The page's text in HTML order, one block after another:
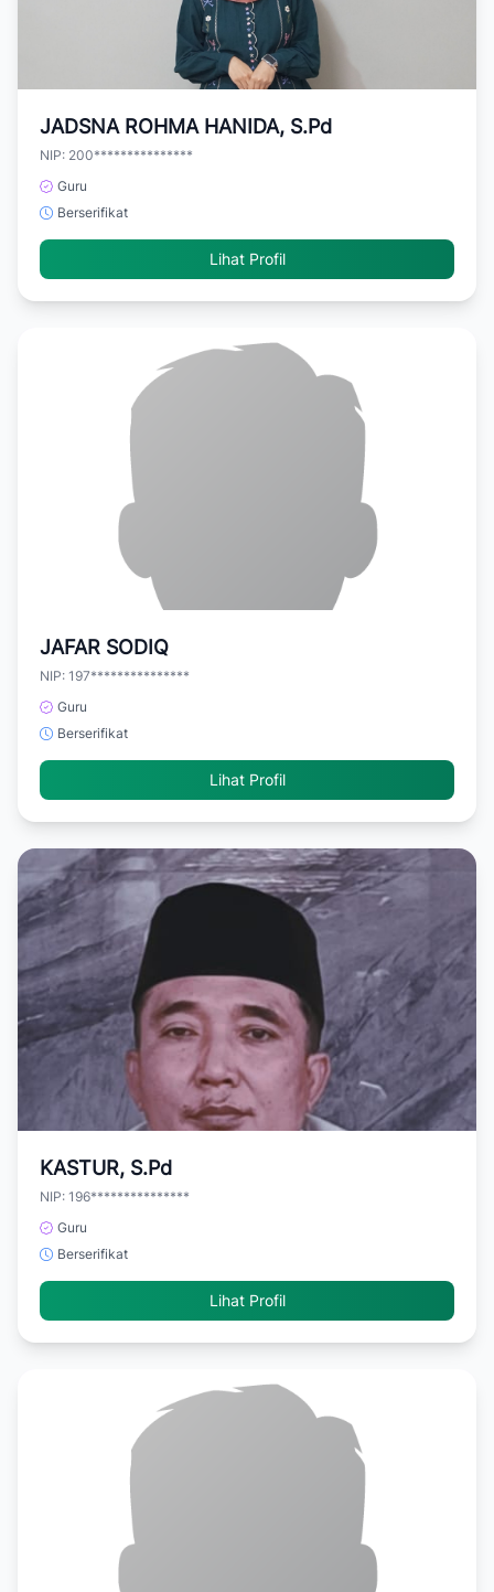
JADSNA ROHMA HANIDA, S.Pd
NIP: 200***************
Guru
Berserifikat
Lihat Profil
JAFAR SODIQ
NIP: 197***************
Guru
Berserifikat
Lihat Profil
KASTUR, S.Pd
NIP: 196***************
Guru
Berserifikat
Lihat Profil